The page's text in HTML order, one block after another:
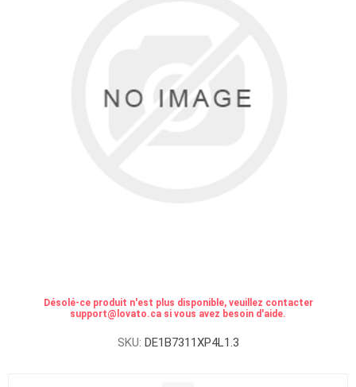
Désolé-ce produit n'est plus disponible, veuillez contacter
support@lovato.ca si vous avez besoin d'aide.
SKU: DE1B7311XP4L1.3